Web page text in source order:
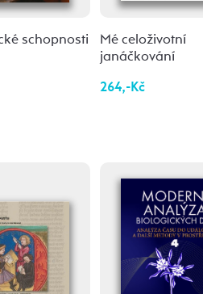
schopnosti
Mé celoživotní
janáčkování
264,-Kč